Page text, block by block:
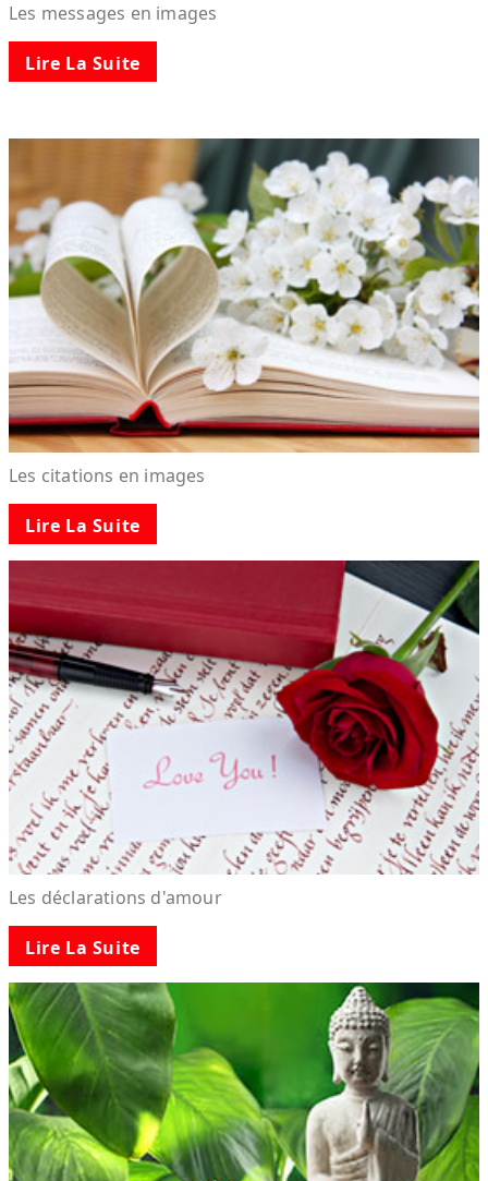
Les messages en images
Lire La Suite
Les citations en images
Lire La Suite
Les déclarations d'amour
Lire La Suite